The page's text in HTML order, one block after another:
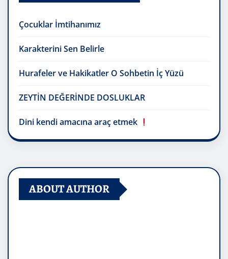
Çocuklar İmtihanımız
Karakterini Sen Belirle
Hurafeler ve Hakikatler O Sohbetin İç Yüzü
ZEYTİN DEĞERİNDE DOSLUKLAR
Dini kendi amacına araç etmek
ABOUT AUTHOR